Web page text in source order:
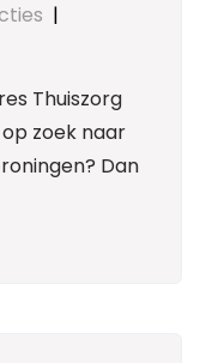
|
Thuiszorg
zoek naar
Dan